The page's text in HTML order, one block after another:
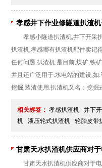
孝感井下作业修隧道扒渣
孝感小隧道扒渣机,井下开采
扒渣机,孝感哪有扒渣机配件卖记
任何问题,扒渣机,是目前,煤矿,铁
并且还广泛用于:水电站的建设,如
挖掘,装渣使用.扒渣机又名：挖掘
相关标签： 孝感扒渣机 井下
机
液压轮式扒渣机 轮胎皮带
甘肃天水扒渣机供应商对
甘肃天水扒渣机供应商对于